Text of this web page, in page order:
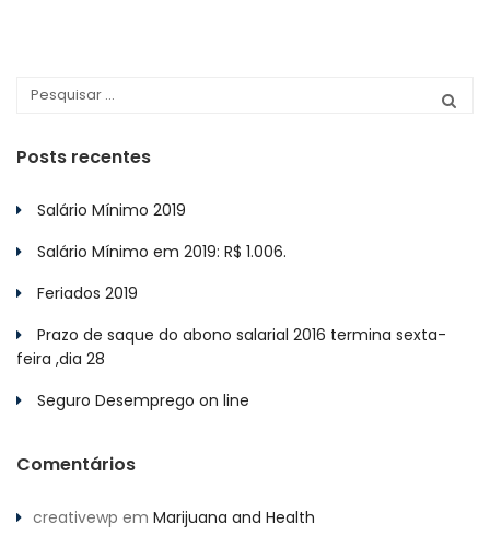
Posts recentes
Salário Mínimo 2019
Salário Mínimo em 2019: R$ 1.006.
Feriados 2019
Prazo de saque do abono salarial 2016 termina sexta-
feira ,dia 28
Seguro Desemprego on line
Comentários
creativewp em Marijuana and Health